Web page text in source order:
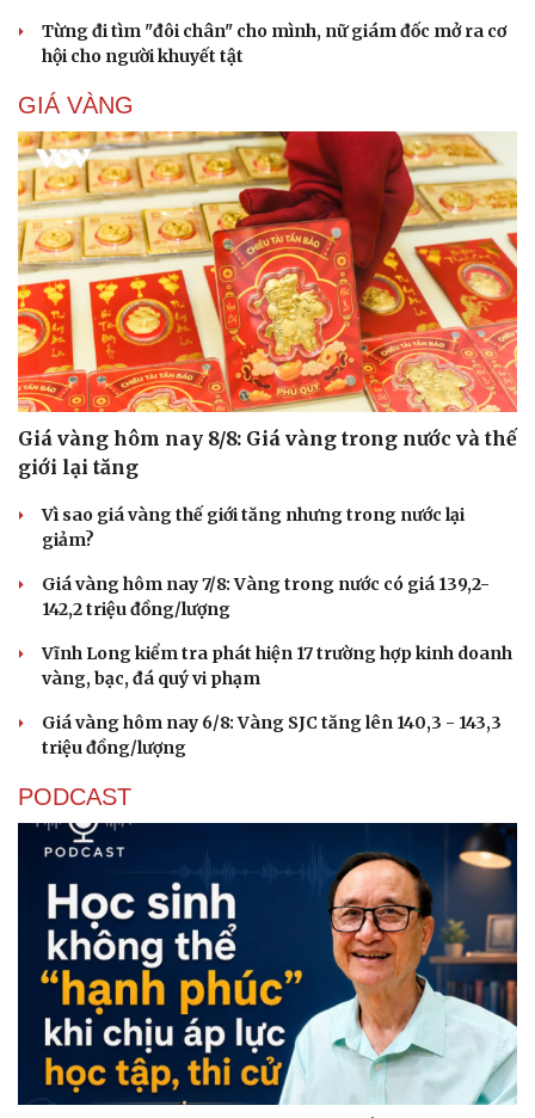
Từng đi tìm "đôi chân" cho mình, nữ giám đốc mở ra cơ
hội cho người khuyết tật
GIÁ VÀNG
Giá vàng hôm nay 8/8: Giá vàng trong nước và thế
giới lại tăng
Vì sao giá vàng thế giới tăng nhưng trong nước lại
giảm?
Giá vàng hôm nay 7/8: Vàng trong nước có giá 139,2-
142,2 triệu đồng/lượng
Vĩnh Long kiểm tra phát hiện 17 trường hợp kinh doanh
vàng, bạc, đá quý vi phạm
Giá vàng hôm nay 6/8: Vàng SJC tăng lên 140,3 - 143,3
triệu đồng/lượng
PODCAST